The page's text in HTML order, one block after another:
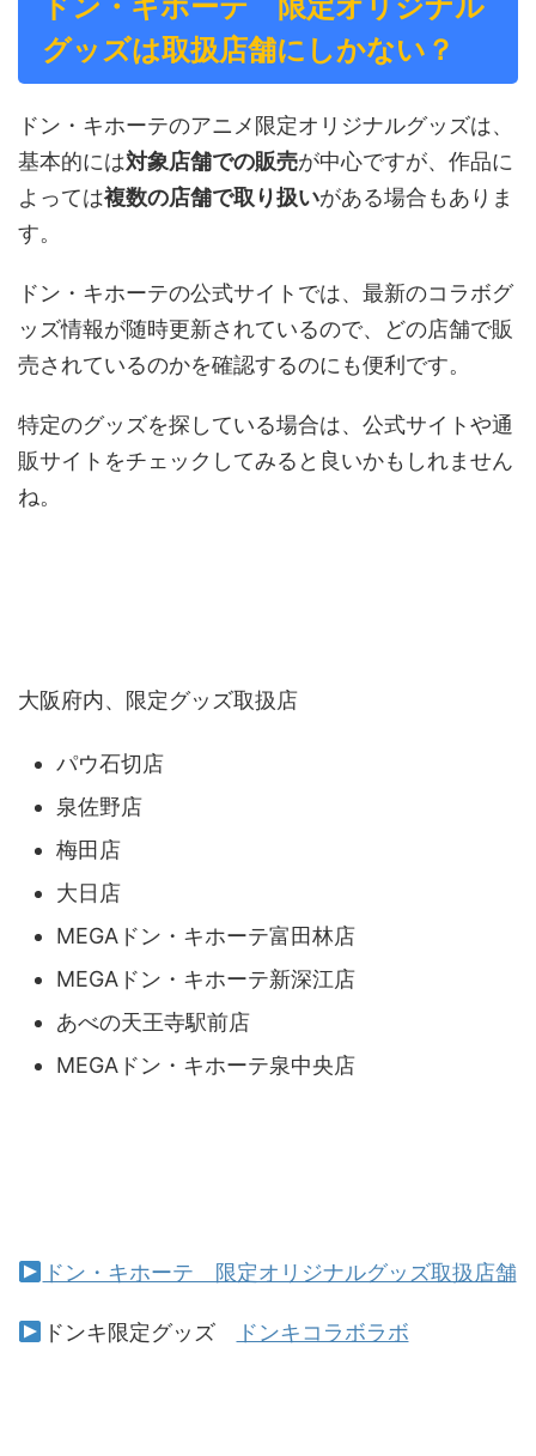
グッズは取扱店舗にしかない？
ドン・キホーテのアニメ限定オリジナルグッズは、
基本的には対象店舗での販売が中心ですが、作品に
よっては複数の店舗で取り扱いがある場合もありま
す。
ドン・キホーテの公式サイトでは、最新のコラボグ
ッズ情報が随時更新されているので、どの店舗で販
売されているのかを確認するのにも便利です。
特定のグッズを探している場合は、公式サイトや通
販サイトをチェックしてみると良いかもしれません
ね。
大阪府内、限定グッズ取扱店
パウ石切店
泉佐野店
梅田店
大日店
MEGAドン・キホーテ富田林店
MEGAドン・キホーテ新深江店
あべの天王寺駅前店
MEGAドン・キホーテ泉中央店
ドン・キホーテ 限定オリジナルグッズ取扱店舗
ドンキ限定グッズ ドンキコラボラボ